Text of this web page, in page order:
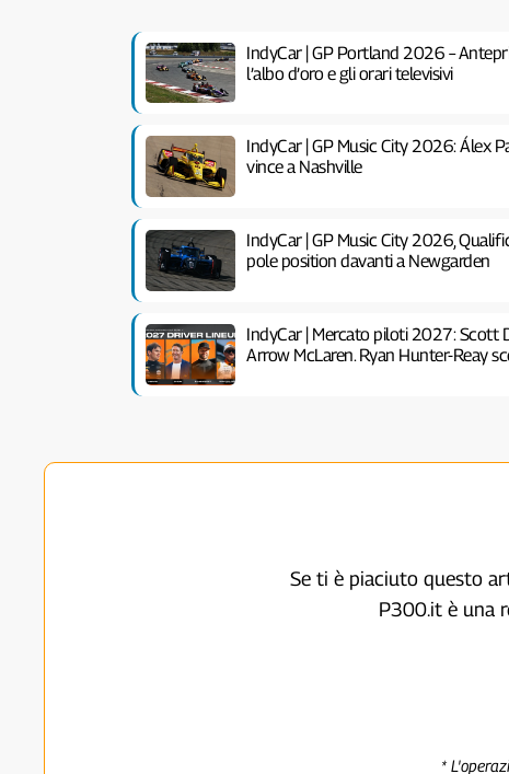
IndyCar | GP Portland 2026 –
l’albo d’oro e gli orari televisivi
IndyCar | GP Music City 2026: Álex
vince a Nashville
IndyCar | GP Music City 2026,
pole position davanti a Newgarden
IndyCar | Mercato piloti 2027: Scott
Arrow McLaren. Ryan Hunter-Reay
Se ti è piaciuto questo
P300.it è una
*